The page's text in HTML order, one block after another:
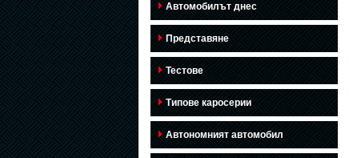
Автомобилът днес
Представяне
Тестове
Типове каросерии
Автономният автомобил